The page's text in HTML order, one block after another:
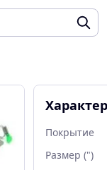
Покрытие
Размер (")